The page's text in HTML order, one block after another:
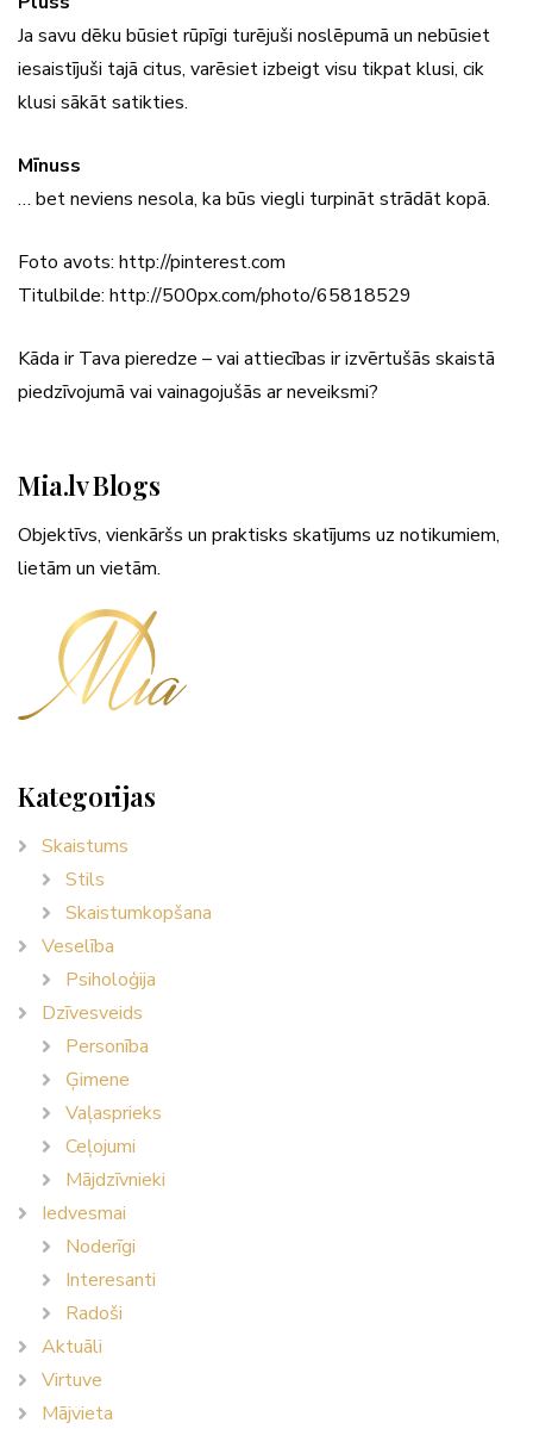
Ja savu dēku būsiet rūpīgi turējuši noslēpumā un nebūsiet
iesaistījuši tajā citus, varēsiet izbeigt visu tikpat klusi, cik
klusi sākāt satikties.
Mīnuss
… bet neviens nesola, ka būs viegli turpināt strādāt kopā.
Foto avots: http://pinterest.com
Titulbilde: http://500px.com/photo/65818529
Kāda ir Tava pieredze – vai attiecības ir izvērtušās skaistā
piedzīvojumā vai vainagojušās ar neveiksmi?
Mia.lv Blogs
Objektīvs, vienkāršs un praktisks skatījums uz notikumiem,
lietām un vietām.
Kategorijas
Skaistums
Stils
Skaistumkopšana
Veselība
Psiholoģija
Dzīvesveids
Personība
Ģimene
Vaļasprieks
Ceļojumi
Mājdzīvnieki
Iedvesmai
Noderīgi
Interesanti
Radoši
Aktuāli
Virtuve
Mājvieta